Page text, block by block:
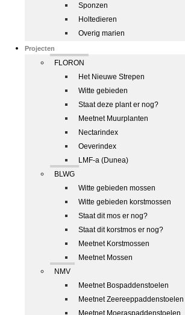
Sponzen
Holtedieren
Overig marien
Projecten
FLORON
Het Nieuwe Strepen
Witte gebieden
Staat deze plant er nog?
Meetnet Muurplanten
Nectarindex
Oeverindex
LMF-a (Dunea)
BLWG
Witte gebieden mossen
Witte gebieden korstmossen
Staat dit mos er nog?
Staat dit korstmos er nog?
Meetnet Korstmossen
Meetnet Mossen
NMV
Meetnet Bospaddenstoelen
Meetnet Zeereeppaddenstoelen
Meetnet Moeraspaddenstoelen